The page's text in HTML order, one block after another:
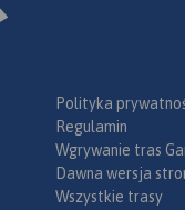
Polityka
Regulamin
Wgrywanie tras
Dawna wersja
Wszystkie trasy